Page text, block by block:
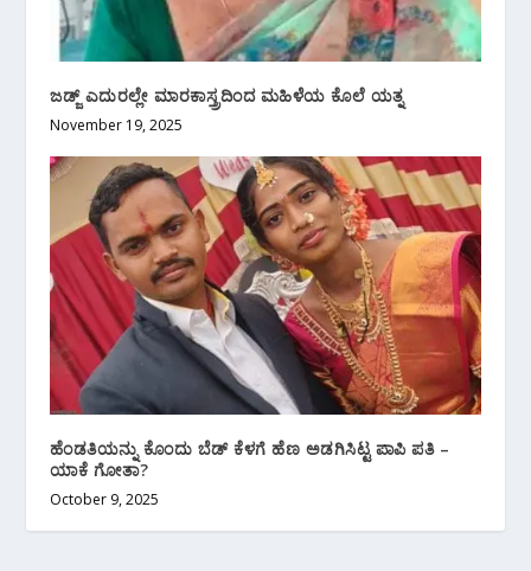
ಜಡ್ಜ್ ಎದುರಲ್ಲೇ ಮಾರಕಾಸ್ತ್ರದಿಂದ ಮಹಿಳೆಯ ಕೊಲೆ ಯತ್ನ
November 19, 2025
ಹೆಂಡತಿಯನ್ನು ಕೊಂದು ಬೆಡ್ ಕೆಳಗೆ ಹೆಣ ಅಡಗಿಸಿಟ್ಟ ಪಾಪಿ ಪತಿ –
ಯಾಕೆ ಗೋತಾ?
October 9, 2025